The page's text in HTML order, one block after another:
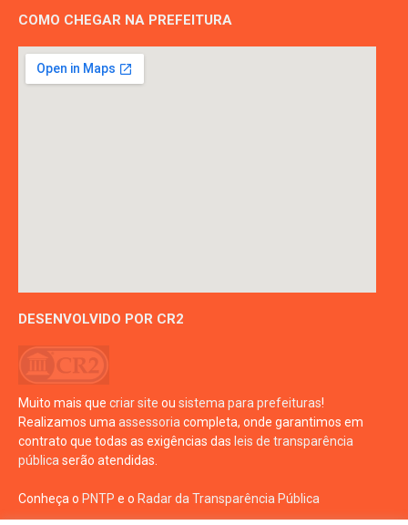
COMO CHEGAR NA PREFEITURA
DESENVOLVIDO POR CR2
Muito mais que criar site ou sistema para prefeituras!
Realizamos uma assessoria completa, onde garantimos em
contrato que todas as exigências das leis de transparência
pública serão atendidas.
Conheça o PNTP e o Radar da Transparência Pública